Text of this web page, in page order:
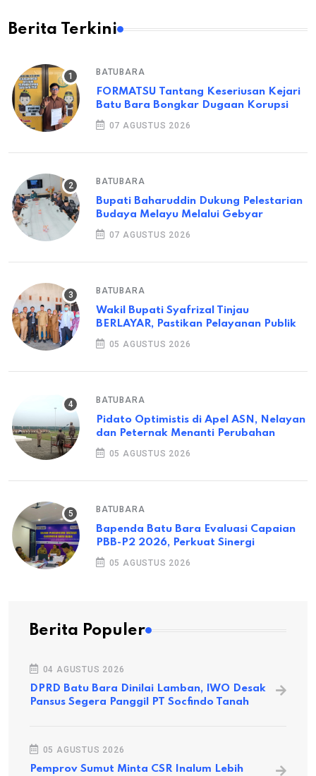
Berita Terkini
BATUBARA
FORMATSU Tantang Keseriusan Kejari
Batu Bara Bongkar Dugaan Korupsi
07 AGUSTUS 2026
BATUBARA
Bupati Baharuddin Dukung Pelestarian
Budaya Melayu Melalui Gebyar
07 AGUSTUS 2026
BATUBARA
Wakil Bupati Syafrizal Tinjau
BERLAYAR, Pastikan Pelayanan Publik
05 AGUSTUS 2026
BATUBARA
Pidato Optimistis di Apel ASN, Nelayan
dan Peternak Menanti Perubahan
05 AGUSTUS 2026
BATUBARA
Bapenda Batu Bara Evaluasi Capaian
PBB-P2 2026, Perkuat Sinergi
05 AGUSTUS 2026
Berita Populer
04 AGUSTUS 2026
DPRD Batu Bara Dinilai Lamban, IWO Desak
Pansus Segera Panggil PT Socfindo Tanah
05 AGUSTUS 2026
Pemprov Sumut Minta CSR Inalum Lebih